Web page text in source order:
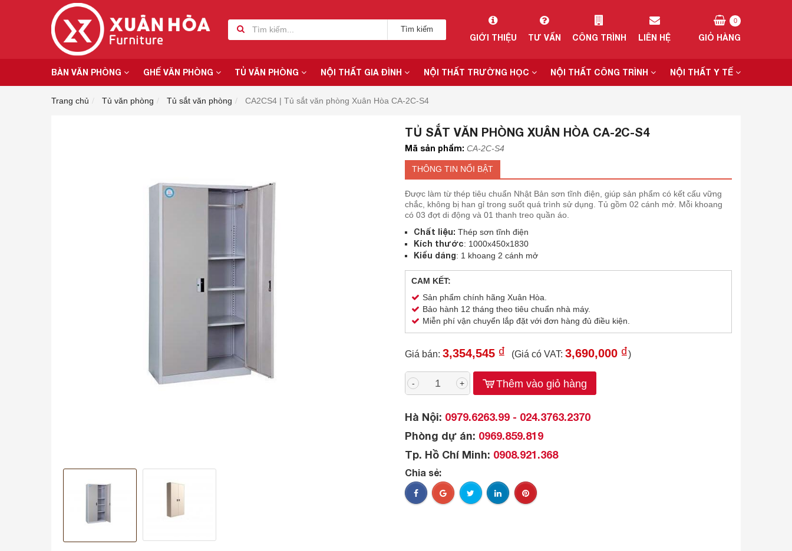
Tìm kiếm
GIỚI THIỆU TƯ VẤN CÔNG TRÌNH LIÊN HỆ GIỎ HÀNG
0
BÀN VĂN PHÒNG GHẾ VĂN PHÒNG TỦ VĂN PHÒNG NỘI THẤT GIA ĐÌNH NỘI THẤT TRƯỜNG HỌC NỘI THẤT CÔNG TRÌNH NỘI THẤT Y TẾ
Trang chủ Tủ văn phòng Tủ sắt văn phòng CA2CS4 | Tủ sắt văn phòng Xuân Hòa CA-2C-S4
TỦ SẮT VĂN PHÒNG XUÂN HÒA CA-2C-S4
Mã sản phẩm: CA-2C-S4
THÔNG TIN NỔI BẬT
Được làm từ thép tiêu chuẩn Nhật Bản sơn tĩnh điện, giúp sản phẩm có kết cấu vững
chắc, không bị han gỉ trong suốt quá trình sử dụng. Tủ gồm 02 cánh mở. Mỗi khoang
có 03 đợt di động và 01 thanh treo quần áo.
Chất liệu: Thép sơn tĩnh điện
Kích thước: 1000x450x1830
Kiểu dáng: 1 khoang 2 cánh mở
CAM KẾT:
Sản phẩm chính hãng Xuân Hòa.
Bảo hành 12 tháng theo tiêu chuẩn nhà máy.
Miễn phí vận chuyển lắp đặt với đơn hàng đủ điều kiện.
Giá bán: 3,354,545 ₫ (Giá có VAT: 3,690,000 ₫)
- + Thêm vào giỏ hàng
Hà Nội: 0979.6263.99 - 024.3763.2370
Phòng dự án: 0969.859.819
Tp. Hồ Chí Minh: 0908.921.368
Chia sẻ: